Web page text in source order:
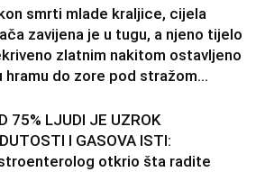
smrti mlade kraljice, cijela
zavijena je u tugu, a njeno tijelo
zlatnim nakitom ostavljeno
hramu do zore pod stražom...
75% LJUDI JE UZROK
I GASOVA ISTI:
otkrio šta radite